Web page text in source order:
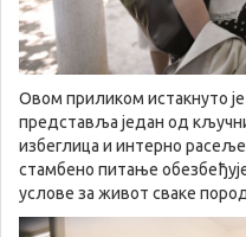
Овом приликом истакнуто
представља један од
избеглица и интерно
стамбено питање
услове за живот сваке